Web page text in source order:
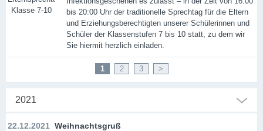
bis 20:00 Uhr der traditionelle Sprechtag für die Eltern
und Erziehungsberechtigten unserer Schülerinnen und
Schüler der Klassenstufen 7 bis 10 statt, zu dem wir
Sie hiermit herzlich einladen.
1 2 3 >
2021
22.12.2021 Weihnachtsgruß